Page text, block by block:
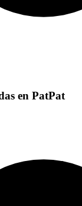
en PatPat